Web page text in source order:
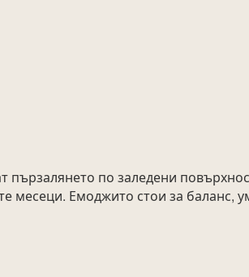
пързалянето по заледени
месеци. Емоджито стои за баланс,